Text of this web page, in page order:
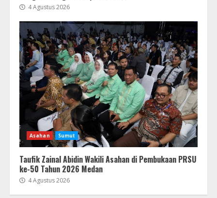
4 Agustus 2026
Asahan Sumut
Taufik Zainal Abidin Wakili Asahan di Pembukaan PRSU
ke-50 Tahun 2026 Medan
4 Agustus 2026